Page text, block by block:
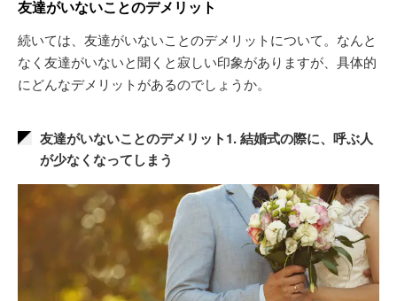
友達がいないことのデメリット
続いては、友達がいないことのデメリットについて。なんと
なく友達がいないと聞くと寂しい印象がありますが、具体的
にどんなデメリットがあるのでしょうか。
友達がいないことのデメリット1. 結婚式の際に、呼ぶ人
が少なくなってしまう